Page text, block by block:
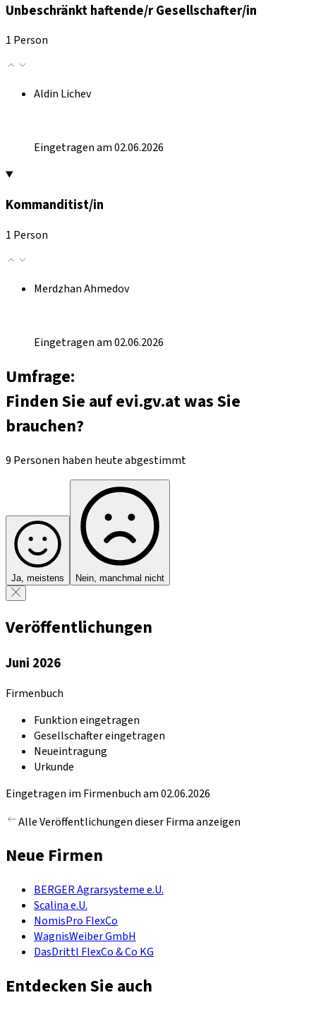
Unbeschränkt haftende/r Gesellschafter/in
1 Person
Aldin Lichev
Eingetragen am 02.06.2026
Kommanditist/in
1 Person
Merdzhan Ahmedov
Eingetragen am 02.06.2026
Umfrage:
Finden Sie auf evi.gv.at was Sie
brauchen?
9 Personen haben heute abgestimmt
Ja, meistens Nein, manchmal nicht
Veröffentlichungen
Juni 2026
Firmenbuch
Funktion eingetragen
Gesellschafter eingetragen
Neueintragung
Urkunde
Eingetragen im Firmenbuch am 02.06.2026
Alle Veröffentlichungen dieser Firma anzeigen
Neue Firmen
BERGER Agrarsysteme e.U.
Scalina e.U.
NomisPro FlexCo
WagnisWeiber GmbH
DasDrittl FlexCo & Co KG
Entdecken Sie auch